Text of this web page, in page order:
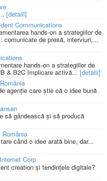
[detalii]
Communications
hands-on a strategiilor de
comunicate de presă, interviuri,...
hands-on a strategiilor de
& B2C Implicare activă... [detalii]
agenție care știe că o idee bună
să gândească și să producă
când o idee arată bine, dar...
Corp
creation și tendințele digitale?